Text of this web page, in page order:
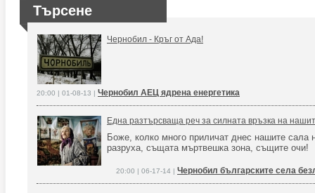
Търсене
Чернобил - Кръг от Ада!
20:00 | 01-08-13 | Чернобил АЕЦ ядрена енергетика
Една разтърсваща реч за силната връзка на
Боже, колко много приличат днес нашите сала
разруха, същата мъртвешка зона, същите очи!
20:00 | 06-17-14 | Чернобил българските села